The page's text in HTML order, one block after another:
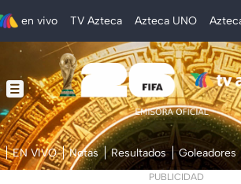
en vivo TV Azteca Azteca UNO
EN VIVO Notas Resultados Goleadores
PUBLICIDAD